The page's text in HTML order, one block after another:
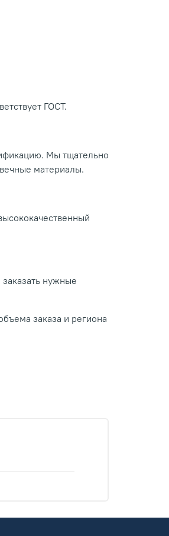
ГОСТ.
Мы тщательно
материалы.
нужные
заказа и региона